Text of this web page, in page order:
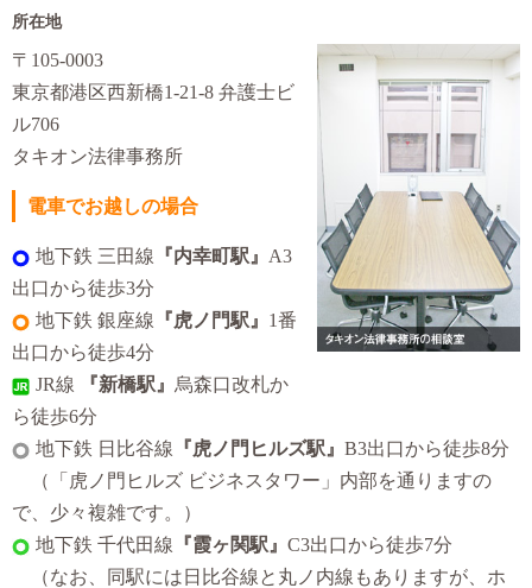
所在地
〒105-0003
東京都港区西新橋1-21-8 弁護士ビ
ル706
タキオン法律事務所
電車でお越しの場合
地下鉄 三田線 『内幸町駅』 A3
出口から徒歩3分
地下鉄 銀座線 『虎ノ門駅』 1番
出口から徒歩4分
JR線
『新橋駅』 烏森口改札か
ら徒歩6分
地下鉄 日比谷線 『虎ノ門ヒルズ駅』 B3出口から徒歩8分
（「虎ノ門ヒルズ ビジネスタワー」内部を通りますの
で、少々複雑です。）
地下鉄 千代田線 『霞ヶ関駅』 C3出口から徒歩7分
（なお、同駅には日比谷線と丸ノ内線もありますが、ホ